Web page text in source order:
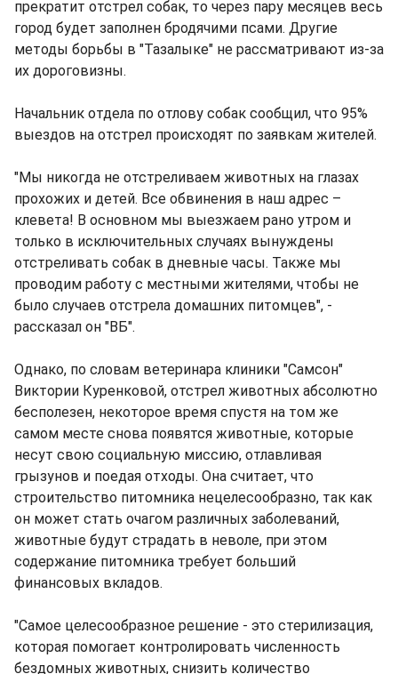
прекратит отстрел собак, то через пару месяцев весь
город будет заполнен бродячими псами. Другие
методы борьбы в "Тазалыке" не рассматривают из-за
их дороговизны.
Начальник отдела по отлову собак сообщил, что 95%
выездов на отстрел происходят по заявкам жителей.
"Мы никогда не отстреливаем животных на глазах
прохожих и детей. Все обвинения в наш адрес –
клевета! В основном мы выезжаем рано утром и
только в исключительных случаях вынуждены
отстреливать собак в дневные часы. Также мы
проводим работу с местными жителями, чтобы не
было случаев отстрела домашних питомцев", -
рассказал он "ВБ".
Однако, по словам ветеринара клиники "Самсон"
Виктории Куренковой, отстрел животных абсолютно
бесполезен, некоторое время спустя на том же
самом месте снова появятся животные, которые
несут свою социальную миссию, отлавливая
грызунов и поедая отходы. Она считает, что
строительство питомника нецелесообразно, так как
он может стать очагом различных заболеваний,
животные будут страдать в неволе, при этом
содержание питомника требует больший
финансовых вкладов.
"Самое целесообразное решение - это стерилизация,
которая помогает контролировать численность
бездомных животных, снизить количество